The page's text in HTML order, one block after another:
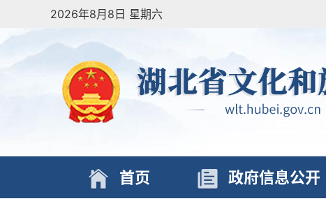
2026年8月8日 星期六
首页 政府信息公开